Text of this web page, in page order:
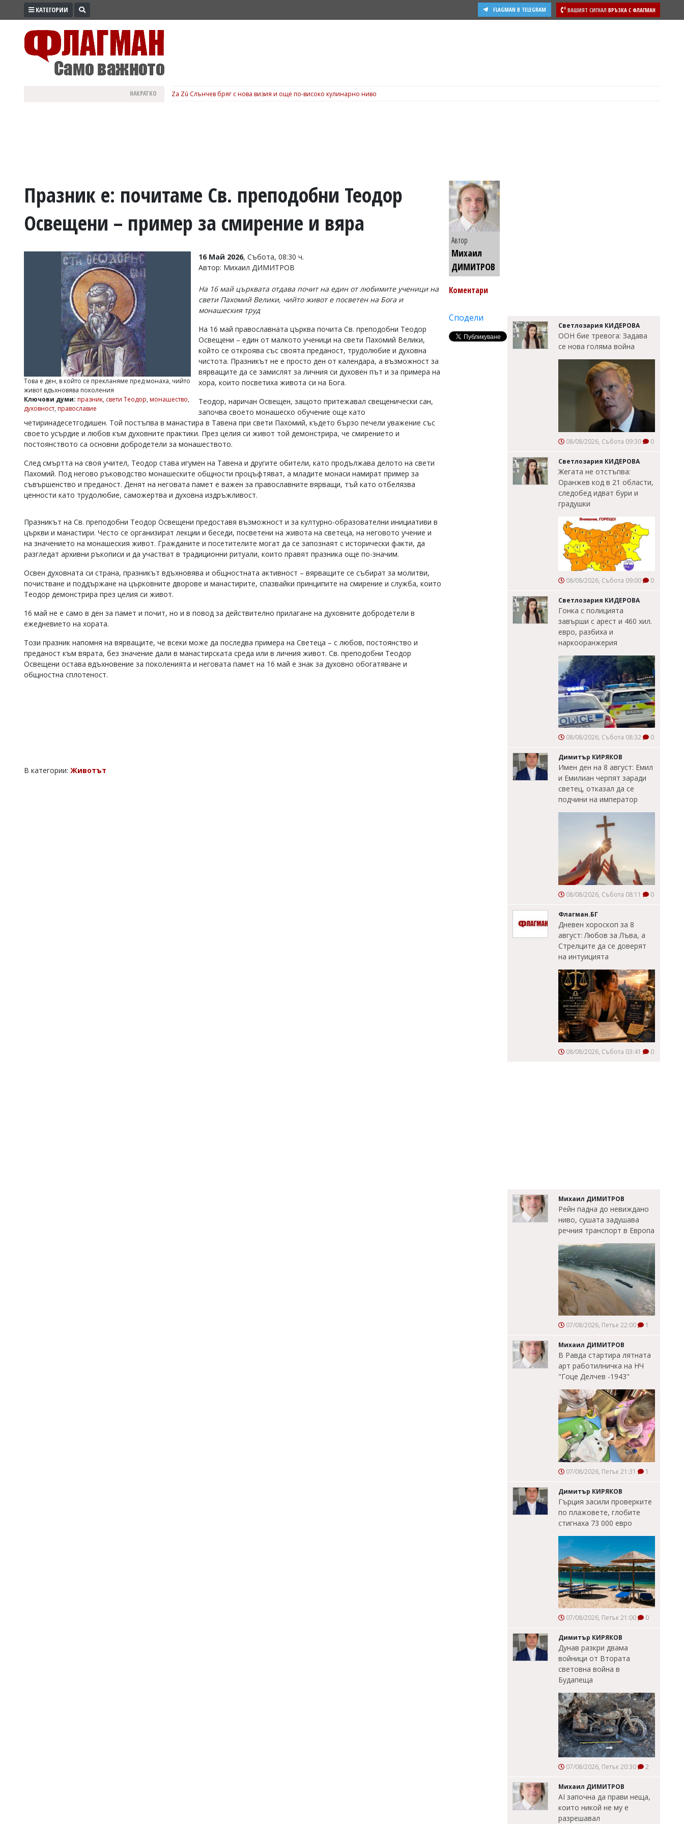
ПРОМО
ВОЙНАТА
УКРАЙНА
v.vasilev@flagman.bg
Касабова,
k.kassabova@flagman.bg
Главен
редактор:
office@flagman.bg
Коментарите
статиите
читателите
редакцията
обиден
коментар,
сигнализирайте
КАТЕГОРИИ ВАШИЯТ СИГНАЛ ВРЪЗКА С ФЛАГМАН
FLAGMAN В TELEGRAM
НАКРАТКО Za Zú Слънчев бряг с нова визия и още по-високо кулинарно ниво
Празник е: почитаме Св. преподобни Теодор
Освещени – пример за смирение и вяра
Това е ден, в който се прекланяме пред монаха, чийто
живот вдъхновява поколения
Ключови думи: празник, свети Теодор, монашество,
духовност, православие
16 Май 2026, Събота, 08:30 ч.
Автор: Михаил ДИМИТРОВ
На 16 май църквата отдава почит на един от любимите ученици на
свети Пахомий Велики, чийто живот е посветен на Бога и
монашеския труд
На 16 май православната църква почита Св. преподобни Теодор
Освещени – един от малкото ученици на свети Пахомий Велики,
който се откроява със своята преданост, трудолюбие и духовна
чистота. Празникът не е просто ден от календара, а възможност за
вярващите да се замислят за личния си духовен път и за примера на
хора, които посветиха живота си на Бога.
Теодор, наричан Освещен, защото притежавал свещенически сан,
започва своето монашеско обучение още като
четиринадесетгодишен. Той постъпва в манастира в Тавена при свети Пахомий, където бързо печели уважение със
своето усърдие и любов към духовните практики. През целия си живот той демонстрира, че смирението и
постоянството са основни добродетели за монашеството.
След смъртта на своя учител, Теодор става игумен на Тавена и другите обители, като продължава делото на свети
Пахомий. Под негово ръководство монашеските общности процъфтяват, а младите монаси намират пример за
съвършенство и преданост. Денят на неговата памет е важен за православните вярващи, тъй като отбелязва
ценности като трудолюбие, саможертва и духовна издръжливост.
Празникът на Св. преподобни Теодор Освещени предоставя възможност и за културно-образователни инициативи в
църкви и манастири. Често се организират лекции и беседи, посветени на живота на светеца, на неговото учение и
на значението на монашеския живот. Гражданите и посетителите могат да се запознаят с исторически факти, да
разгледат архивни ръкописи и да участват в традиционни ритуали, които правят празника още по-значим.
Освен духовната си страна, празникът вдъхновява и общностната активност – вярващите се събират за молитви,
почистване и поддържане на църковните дворове и манастирите, спазвайки принципите на смирение и служба, които
Теодор демонстрира през целия си живот.
16 май не е само в ден за памет и почит, но и в повод за действително прилагане на духовните добродетели в
ежедневието на хората.
Този празник напомня на вярващите, че всеки може да последва примера на Светеца – с любов, постоянство и
преданост към вярата, без значение дали в манастирската среда или в личния живот. Св. преподобни Теодор
Освещени остава вдъхновение за поколенията и неговата памет на 16 май е знак за духовно обогатяване и
общностна сплотеност.
В категории: Животът
Автор
Михаил
ДИМИТРОВ
Коментари
Сподели
Светлозария КИДЕРОВА
ООН бие тревога: Задава
се нова голяма война
08/08/2026, Събота 09:30 0
Светлозария КИДЕРОВА
Жегата не отстъпва:
Оранжев код в 21 области,
следобед идват бури и
градушки
08/08/2026, Събота 09:00 0
Светлозария КИДЕРОВА
Гонка с полицията
завърши с арест и 460 хил.
евро, разбиха и
наркооранжерия
08/08/2026, Събота 08:32 0
Димитър КИРЯКОВ
Имен ден на 8 август: Емил
и Емилиан черпят заради
светец, отказал да се
подчини на император
08/08/2026, Събота 08:11 0
Флагман.БГ
Дневен хороскоп за 8
август: Любов за Лъва, а
Стрелците да се доверят
на интуицията
08/08/2026, Събота 03:41 0
Михаил ДИМИТРОВ
Рейн падна до невиждано
ниво, сушата задушава
речния транспорт в Европа
07/08/2026, Петък 22:00 1
Михаил ДИМИТРОВ
В Равда стартира лятната
арт работилничка на НЧ
"Гоце Делчев -1943"
07/08/2026, Петък 21:31 1
Димитър КИРЯКОВ
Гърция засили проверките
по плажовете, глобите
стигнаха 73 000 евро
07/08/2026, Петък 21:00 0
Димитър КИРЯКОВ
Дунав разкри двама
войници от Втората
световна война в
Будапеща
07/08/2026, Петък 20:30 2
Михаил ДИМИТРОВ
AI започна да прави неща,
които никой не му е
разрешавал